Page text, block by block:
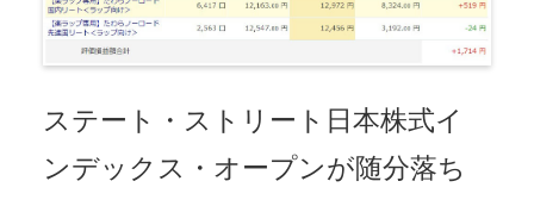
ステート・ストリート日本株式イ
ンデックス・オープンが随分落ち